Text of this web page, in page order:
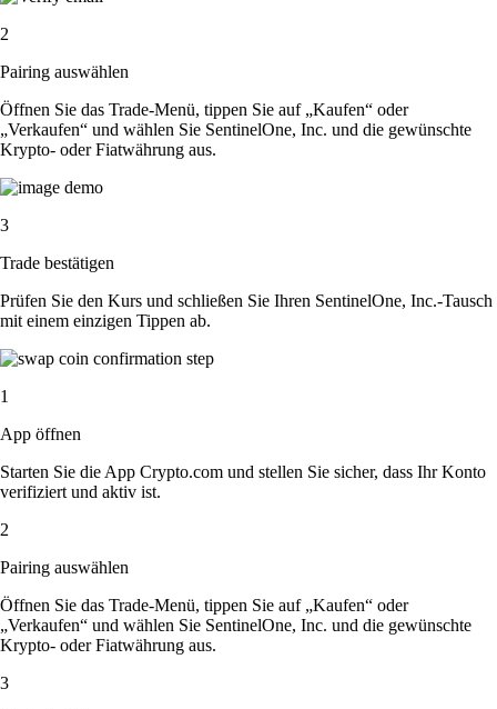
2
Pairing auswählen
Öffnen Sie das Trade-Menü, tippen Sie auf „Kaufen“ oder
„Verkaufen“ und wählen Sie SentinelOne, Inc. und die gewünschte
Krypto- oder Fiatwährung aus.
3
Trade bestätigen
Prüfen Sie den Kurs und schließen Sie Ihren SentinelOne, Inc.-Tausch
mit einem einzigen Tippen ab.
1
App öffnen
Starten Sie die App Crypto.com und stellen Sie sicher, dass Ihr Konto
verifiziert und aktiv ist.
2
Pairing auswählen
Öffnen Sie das Trade-Menü, tippen Sie auf „Kaufen“ oder
„Verkaufen“ und wählen Sie SentinelOne, Inc. und die gewünschte
Krypto- oder Fiatwährung aus.
3